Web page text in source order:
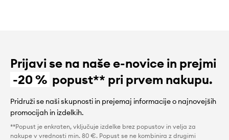
Prijavi se na naše e-novice in prejmi
-20 % popust** pri prvem nakupu.
Pridruži se naši skupnosti in prejemaj informacije o najnovejših
promocijah in izdelkih.
**Popust je enkraten, vključuje izdelke brez popustov in velja za
nakupe v vrednosti min. 80 €. Popust se ne kombinira z drugimi